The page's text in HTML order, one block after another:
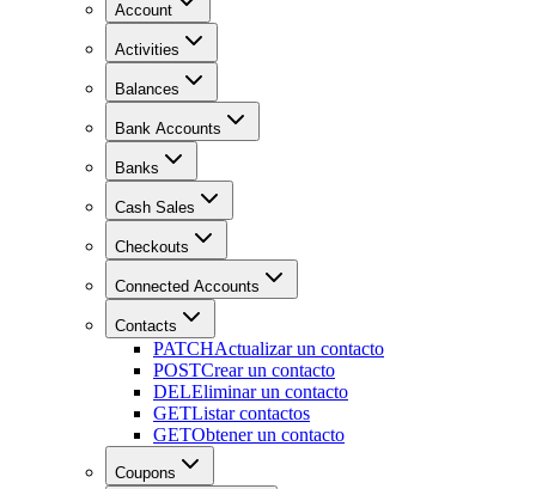
Account
Activities
Balances
Bank Accounts
Banks
Cash Sales
Checkouts
Connected Accounts
Contacts
PATCHActualizar un contacto
POSTCrear un contacto
DELEliminar un contacto
GETListar contactos
GETObtener un contacto
Coupons